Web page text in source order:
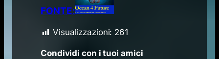
FONTE:
Visualizzazioni: 261
Condividi con i tuoi amici